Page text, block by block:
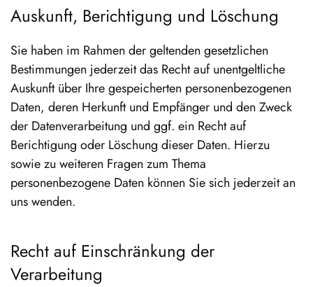
Auskunft, Berichtigung und Löschung
Sie haben im Rahmen der geltenden gesetzlichen
Bestimmungen jederzeit das Recht auf unentgeltliche
Auskunft über Ihre gespeicherten personenbezogenen
Daten, deren Herkunft und Empfänger und den Zweck
der Datenverarbeitung und ggf. ein Recht auf
Berichtigung oder Löschung dieser Daten. Hierzu
sowie zu weiteren Fragen zum Thema
personenbezogene Daten können Sie sich jederzeit an
uns wenden.
Recht auf Einschränkung der
Verarbeitung